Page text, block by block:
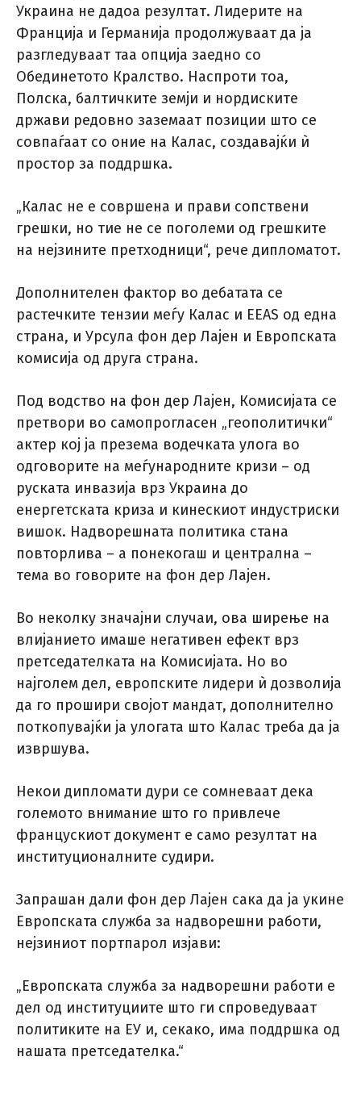
Украина не дадоа резултат. Лидерите на
Франција и Германија продолжуваат да ја
разгледуваат таа опција заедно со
Обединетото Кралство. Наспроти тоа,
Полска, балтичките земји и нордиските
држави редовно заземаат позиции што се
совпаѓаат со оние на Калас, создавајќи ѝ
простор за поддршка.
„Калас не е совршена и прави сопствени
грешки, но тие не се поголеми од грешките
на нејзините претходници“, рече дипломатот.
Дополнителен фактор во дебатата се
растечките тензии меѓу Калас и EEAS од една
страна, и Урсула фон дер Лајен и Европската
комисија од друга страна.
Под водство на фон дер Лајен, Комисијата се
претвори во самопрогласен „геополитички“
актер кој ја презема водечката улога во
одговорите на меѓународните кризи – од
руската инвазија врз Украина до
енергетската криза и кинескиот индустриски
вишок. Надворешната политика стана
повторлива – а понекогаш и централна –
тема во говорите на фон дер Лајен.
Во неколку значајни случаи, ова ширење на
влијанието имаше негативен ефект врз
претседателката на Комисијата. Но во
најголем дел, европските лидери ѝ дозволија
да го прошири својот мандат, дополнително
поткопувајќи ја улогата што Калас треба да ја
извршува.
Некои дипломати дури се сомневаат дека
големото внимание што го привлече
францускиот документ е само резултат на
институционалните судири.
Запрашан дали фон дер Лајен сака да ја укине
Европската служба за надворешни работи,
нејзиниот портпарол изјави:
„Европската служба за надворешни работи е
дел од институциите што ги спроведуваат
политиките на ЕУ и, секако, има поддршка од
нашата претседателка.“